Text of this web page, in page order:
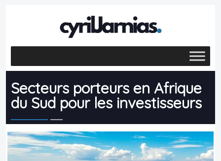
Secteurs porteurs en Afrique
du Sud pour les investisseurs